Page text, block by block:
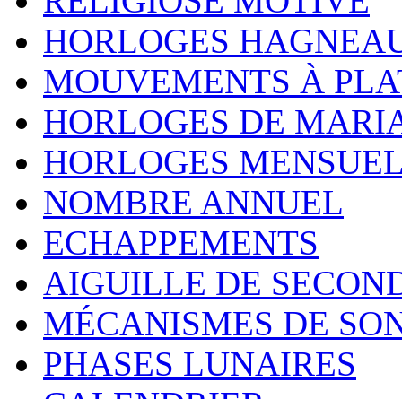
HORLOGES
MOUVEMENTS À
HORLOGES DE
HORLOGES
NOMBRE ANNUEL
ECHAPPEMENTS
AIGUILLE DE
MÉCANISMES DE
PHASES LUNAIRES